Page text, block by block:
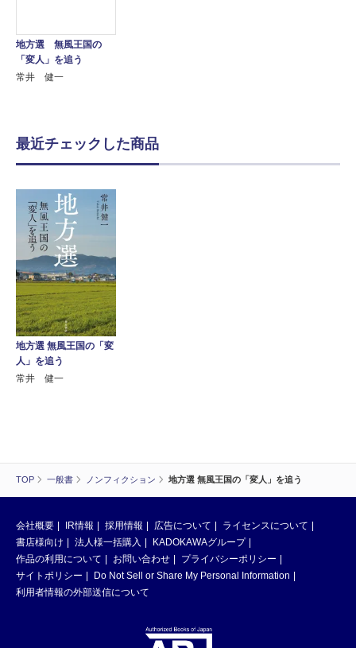
TOP 一般書 ノンフィクション 地方選 無風王国の「変人」を追う
地方選 無風王国の
「変人」を追う
常井 健一
最近チェックした商品
地方選 無風王国の「変
人」を追う
常井 健一
会社概要 IR情報 採用情報 広告について
ライセンスについて
書店様向け
法人様一括購入
KADOKAWAグループ
作品の利用について
お問い合わせ
プライバシーポリシー
サイトポリシー
Do Not Sell or Share My Personal Information
利用者情報の外部送信について